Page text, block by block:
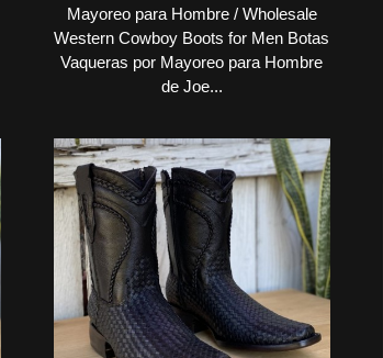
Mayoreo para Hombre / Wholesale
Western Cowboy Boots for Men Botas
Vaqueras por Mayoreo para Hombre
de Joe...